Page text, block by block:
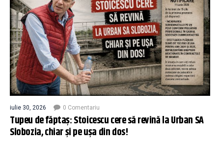
iulie 30, 2026 0 Comentariu
Tupeu de făptaș: Stoicescu cere să revină la Urban SA
Slobozia, chiar și pe ușa din dos!